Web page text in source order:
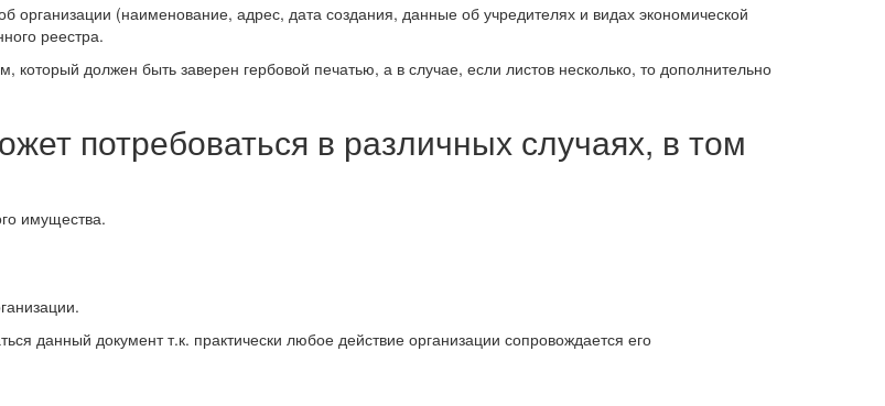
(наименование, адрес, дата создания, данные об учредителях и видах экономической
реестра.
должен быть заверен гербовой печатью, а в случае, если листов несколько, то дополнительно
потребоваться в различных случаях, в том
имущества.
данный документ т.к. практически любое действие организации сопровождается его